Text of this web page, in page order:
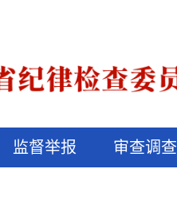
监督举报 审查调查